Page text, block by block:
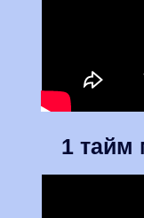
1 тайм